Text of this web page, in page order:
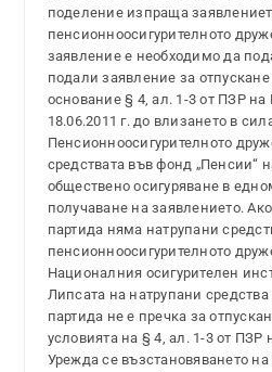
поделение изпраща
пенсионноосигурителното
заявление е необходимо да
подали заявление за
основание § 4, ал. 1-3 от ПЗР
18.06.2011 г. до влизането в
Пенсионноосигурителното
средствата във фонд „Пенсии“
обществено осигуряване в
получаване на заявлението.
партида няма натрупани
пенсионноосигурителното
Националния осигурителен
Липсата на натрупани
партида не е пречка за
условията на § 4, ал. 1-3 от ПЗР
Урежда се възстановяването